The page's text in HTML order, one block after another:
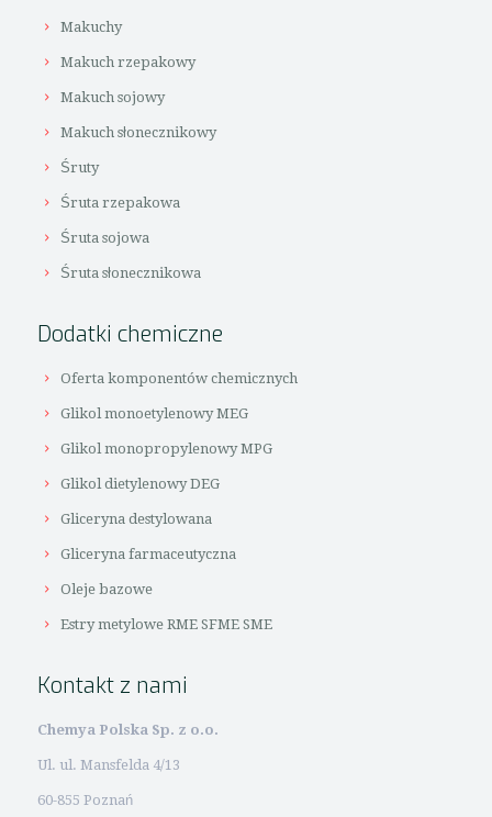
Makuchy
Makuch rzepakowy
Makuch sojowy
Makuch słonecznikowy
Śruty
Śruta rzepakowa
Śruta sojowa
Śruta słonecznikowa
Dodatki chemiczne
Oferta komponentów chemicznych
Glikol monoetylenowy MEG
Glikol monopropylenowy MPG
Glikol dietylenowy DEG
Gliceryna destylowana
Gliceryna farmaceutyczna
Oleje bazowe
Estry metylowe RME SFME SME
Kontakt z nami
Chemya Polska Sp. z o.o.
Ul. ul. Mansfelda 4/13
60-855 Poznań